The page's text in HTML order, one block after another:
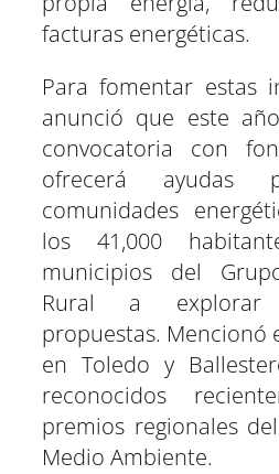
facturas energéticas.
Para fomentar estas
anunció que este
convocatoria con
ofrecerá ayudas
comunidades
los 41,000
municipios del
Rural a explorar
propuestas. Mencionó
en Toledo y
reconocidos
premios regionales
Medio Ambiente.